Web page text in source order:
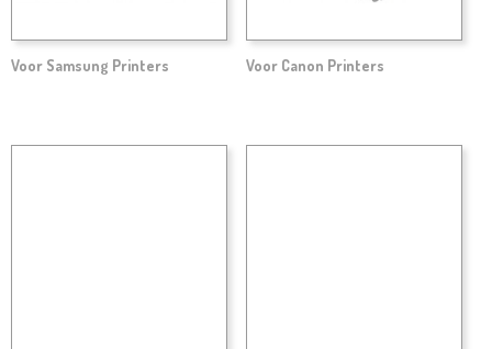
Voor Samsung Printers Voor Canon Printers